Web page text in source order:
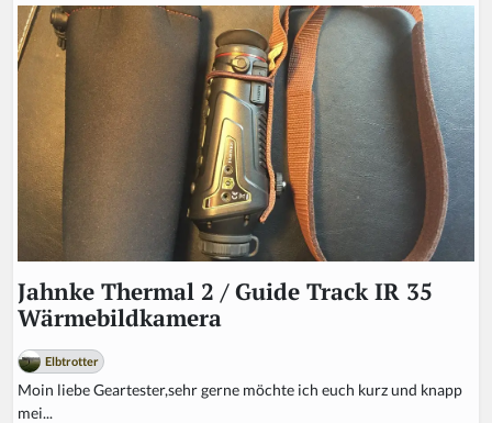
Jahnke Thermal 2 / Guide Track IR 35
Wärmebildkamera
Elbtrotter
Moin liebe Geartester,sehr gerne möchte ich euch kurz und knapp
mei...